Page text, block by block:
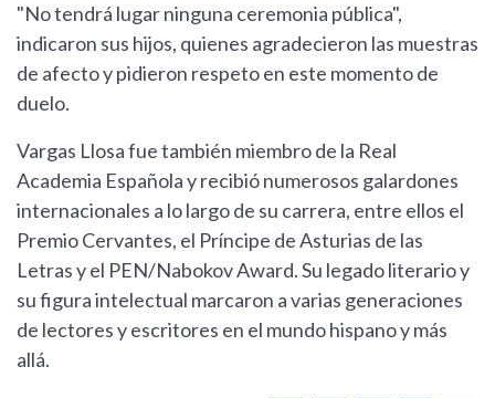
"No tendrá lugar ninguna ceremonia pública",
indicaron sus hijos, quienes agradecieron las muestras
de afecto y pidieron respeto en este momento de
duelo.
Vargas Llosa fue también miembro de la Real
Academia Española y recibió numerosos galardones
internacionales a lo largo de su carrera, entre ellos el
Premio Cervantes, el Príncipe de Asturias de las
Letras y el PEN/Nabokov Award. Su legado literario y
su figura intelectual marcaron a varias generaciones
de lectores y escritores en el mundo hispano y más
allá.